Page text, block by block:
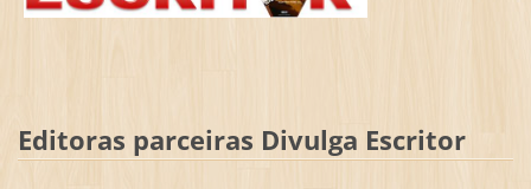
Editoras parceiras Divulga Escritor